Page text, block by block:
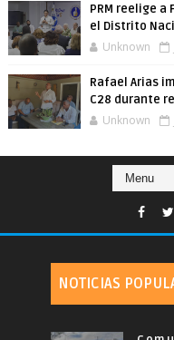
PRM reelige
el Distrito
Unknown
Rafael Arias
C28 durante
Unknown
NOTICIAS